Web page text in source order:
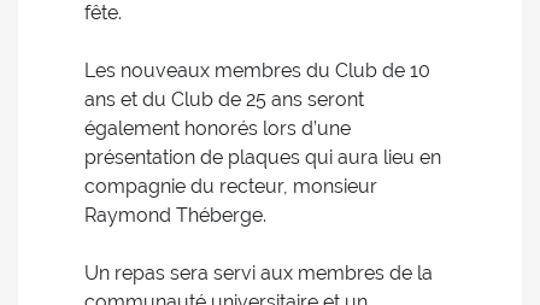
fête.
Les nouveaux membres du Club de 10
ans et du Club de 25 ans seront
également honorés lors d’une
présentation de plaques qui aura lieu en
compagnie du recteur, monsieur
Raymond Théberge.
Un repas sera servi aux membres de la